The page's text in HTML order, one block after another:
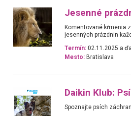
Jesenné
Komentované kŕmenia
jesenných prázdnin
Termín: 02.11.2025 a
Mesto: Bratislava
Daikin Klub:
Spoznajte psích